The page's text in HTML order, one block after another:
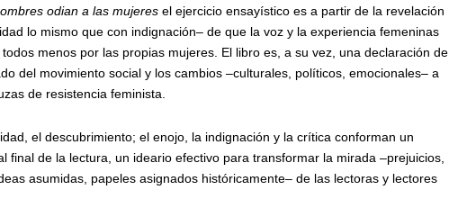
odian a las mujeres el ejercicio ensayístico es a partir de la revelación
lo mismo que con indignación– de que la voz y la experiencia femeninas
menos por las propias mujeres. El libro es, a su vez, una declaración de
del movimiento social y los cambios –culturales, políticos, emocionales– a
de resistencia feminista.
el descubrimiento; el enojo, la indignación y la crítica conforman un
final de la lectura, un ideario efectivo para transformar la mirada –prejuicios,
asumidas, papeles asignados históricamente– de las lectoras y lectores